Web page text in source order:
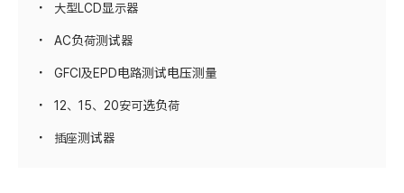
大型LCD显示器
AC负荷测试器
GFCI及EPD电路测试电压测量
12、15、20安可选负荷
插座测试器